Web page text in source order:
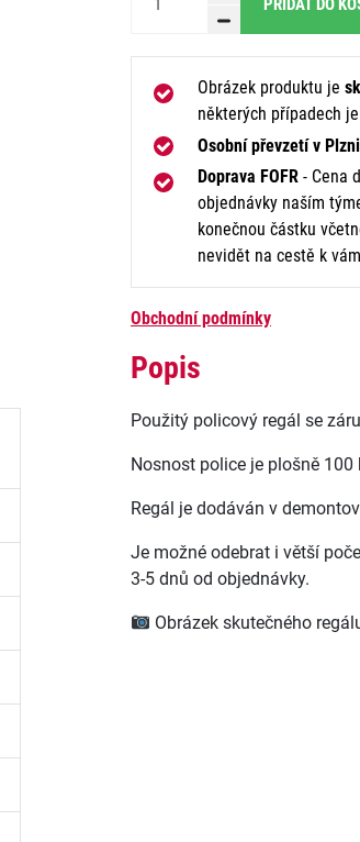
PŘIDAT DO
Obrázek produktu je
některých případech
Osobní převzetí v Plzni
Doprava FOFR - Cena
objednávky naším
konečnou částku
nevidět na cestě k
Obchodní podmínky
Popis
Použitý policový regál se
Nosnost police je plošně 100
Regál je dodáván v
Je možné odebrat i větší
3-5 dnů od objednávky.
Obrázek skutečného